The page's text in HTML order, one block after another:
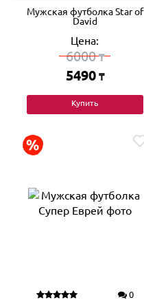
Мужская футболка Star of
David
Цена:
6000₸
5490 ₸
Купить
0